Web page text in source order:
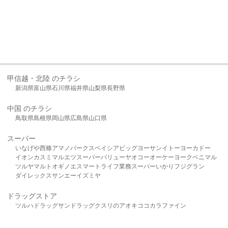
甲信越・北陸 のチラシ
新潟県富山県石川県福井県山梨県長野県
中国 のチラシ
鳥取県島根県岡山県広島県山口県
スーパー
いなげや西條アマノパークスベイシア ビッグヨーサンイトーヨーカドー
イオンカスミ マルエツスーパーバリューヤオコーオーケー ヨークベニマル
ツルヤマルト オギノ エスマート ライフ業務スーパーいかり フジグラン
ダイレックスサンエーイズミヤ
ドラッグストア
ツルハドラッグサンドラッグクスリのアオキ ココカラファイン